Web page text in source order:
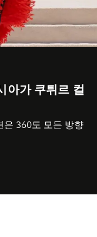
아가 쿠튀르 컬
은 360도 모든 방향